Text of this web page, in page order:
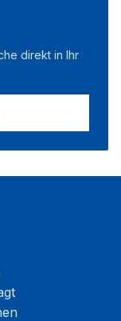
direkt in Ihr